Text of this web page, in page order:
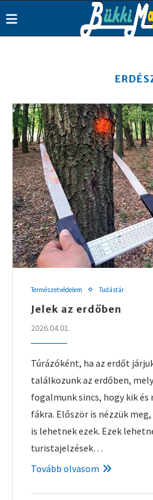
Természetvédelem Tudástár
Jelek az erdőben
2026.04.01.
Túrázóként, ha az erdőt
találkozunk az erdőben,
fogalmunk sincs, hogy kik
fákra. Először is nézzük
is lehetnek ezek. Ezek
turistajelzések…
Tovább olvasom